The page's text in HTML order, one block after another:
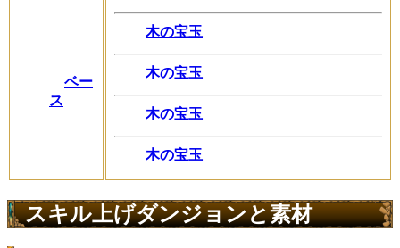
ベー
ス
木の宝玉
木の宝玉
木の宝玉
木の宝玉
スキル上げダンジョンと素材